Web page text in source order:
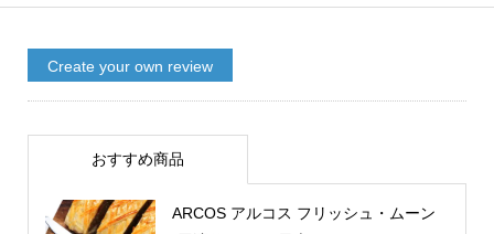
Create your own review
おすすめ商品
ARCOS アルコス フリッシュ・ムーン